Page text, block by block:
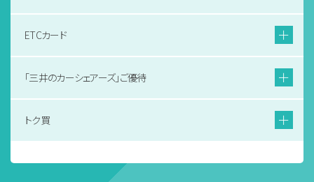
ETCカード
「三井のカーシェアーズ」ご優待
トク買